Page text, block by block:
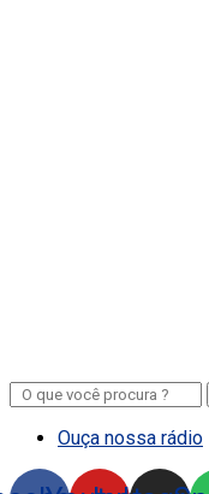
Ouça nossa rádio